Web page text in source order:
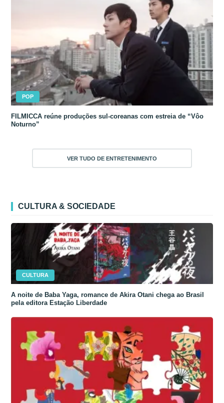
POP
FILMICCA reúne produções sul-coreanas com estreia de “Vôo
Noturno”
VER TUDO DE ENTRETENIMENTO
CULTURA & SOCIEDADE
CULTURA
A noite de Baba Yaga, romance de Akira Otani chega ao Brasil
pela editora Estação Liberdade